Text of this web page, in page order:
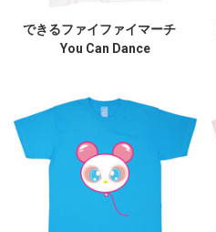
できるファイファイマーチ
You Can Dance